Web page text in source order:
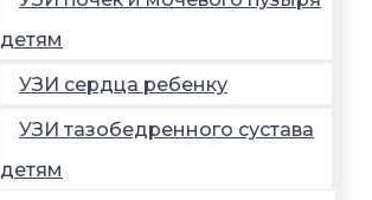
детям
УЗИ сердца ребенку
УЗИ тазобедренного сустава
детям